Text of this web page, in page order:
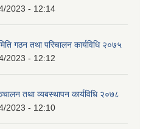
2023 - 12:14
गठन तथा परिचालन कार्यविधि २०७५
2023 - 12:12
तथा व्यबस्थापन कार्यविधि २०७८
2023 - 12:10